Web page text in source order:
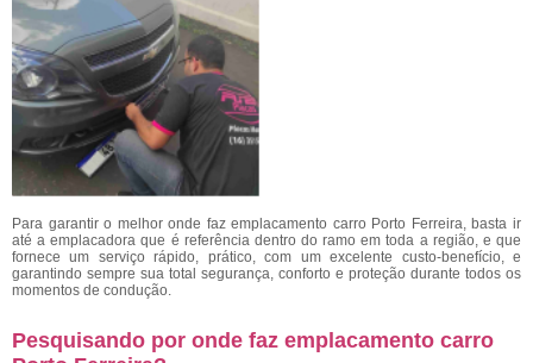
Para garantir o melhor onde faz emplacamento carro Porto Ferreira, basta ir
até a emplacadora que é referência dentro do ramo em toda a região, e que
fornece um serviço rápido, prático, com um excelente custo-benefício, e
garantindo sempre sua total segurança, conforto e proteção durante todos os
momentos de condução.
Pesquisando por onde faz emplacamento carro